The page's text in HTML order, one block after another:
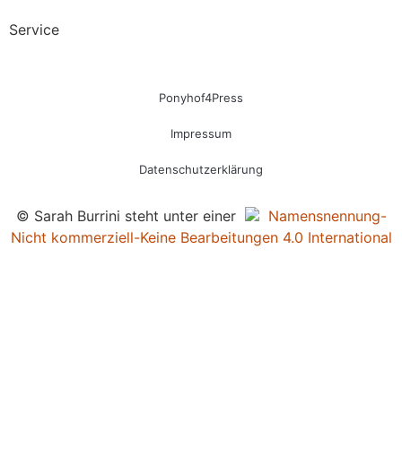
Service
Ponyhof4Press
Impressum
Datenschutzerklärung
© Sarah Burrini steht unter einer
Namensnennung-
Nicht kommerziell-Keine Bearbeitungen 4.0 International